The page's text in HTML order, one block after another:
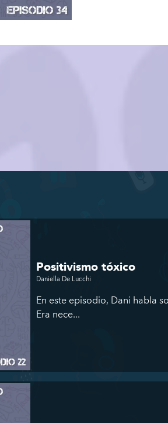
Positivismo tóxico
Daniella De Lucchi
En este episodio, Dani habla
Era nece...